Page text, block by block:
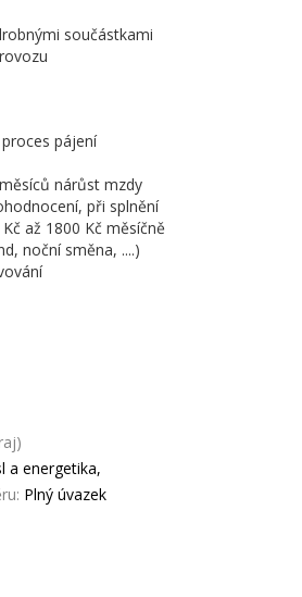
součástkami
pájení
nárůst mzdy
při splnění
až 1800 Kč měsíčně
noční směna, ....)
a energetika,
Plný úvazek